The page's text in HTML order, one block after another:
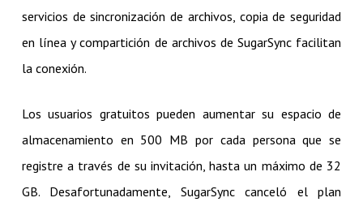
servicios de sincronización de archivos, copia de seguridad
en línea y compartición de archivos de SugarSync facilitan
la conexión.
Los usuarios gratuitos pueden aumentar su espacio de
almacenamiento en 500 MB por cada persona que se
registre a través de su invitación, hasta un máximo de 32
GB. Desafortunadamente, SugarSync canceló el plan